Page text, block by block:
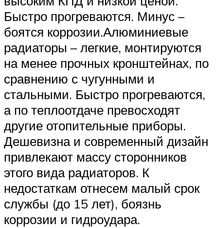
Быстро прогреваются. Минус –
боятся коррозии.Алюминиевые
радиаторы – легкие, монтируются
на менее прочных кронштейнах, по
сравнению с чугунными и
стальными. Быстро прогреваются,
а по теплоотдаче превосходят
другие отопительные приборы.
Дешевизна и современный дизайн
привлекают массу сторонников
этого вида радиаторов. К
недостаткам отнесем малый срок
службы (до 15 лет), боязнь
коррозии и гидроудара.